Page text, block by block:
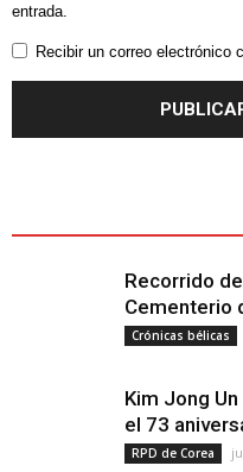
entrada.
Recibir un correo electrónico
Recorrido
Cementerio
Crónicas bélicas
Kim Jong
el 73
RPD de Corea